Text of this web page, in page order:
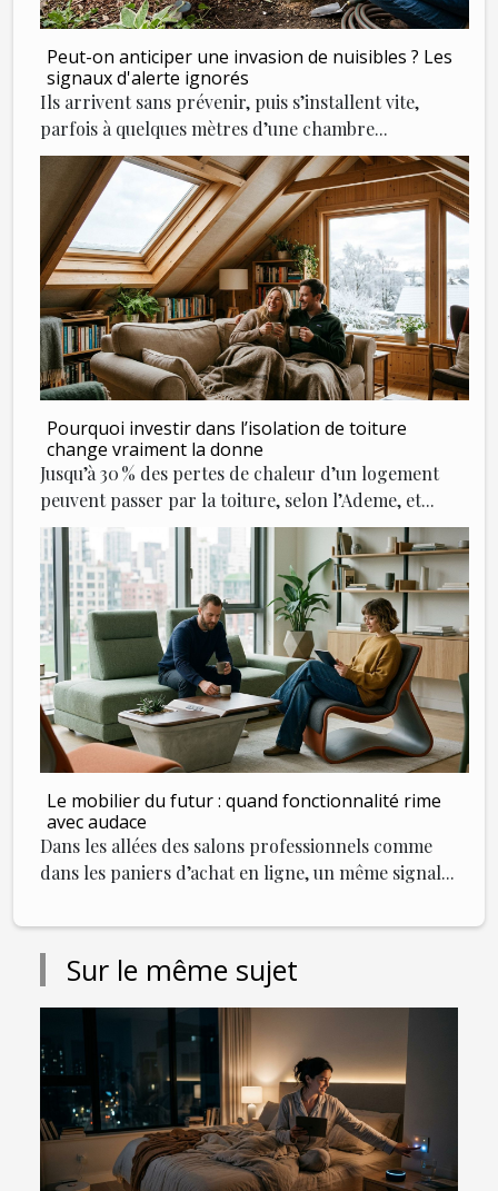
Peut-on anticiper une invasion de nuisibles ? Les
signaux d'alerte ignorés
Ils arrivent sans prévenir, puis s’installent vite,
parfois à quelques mètres d’une chambre...
Pourquoi investir dans l’isolation de toiture
change vraiment la donne
Jusqu’à 30 % des pertes de chaleur d’un logement
peuvent passer par la toiture, selon l’Ademe, et...
Le mobilier du futur : quand fonctionnalité rime
avec audace
Dans les allées des salons professionnels comme
dans les paniers d’achat en ligne, un même signal...
Sur le même sujet